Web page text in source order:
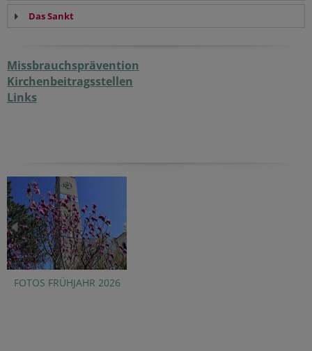
Das Sankt
Missbrauchsprävention
Kirchenbeitragsstellen
Links
FOTOS FRÜHJAHR 2026